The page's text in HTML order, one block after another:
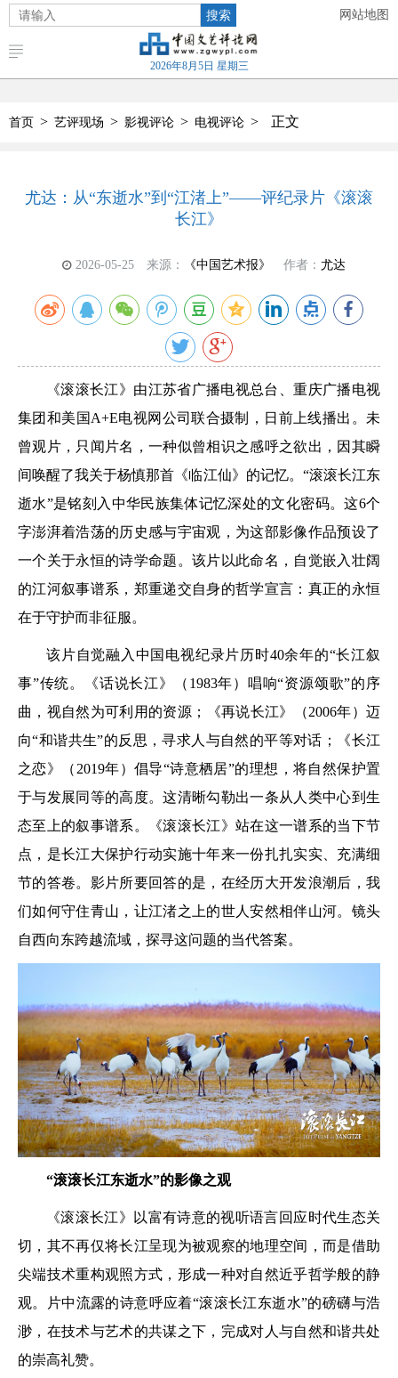
搜索 网站地图
2026年8月5日 星期三
首页 > 艺评现场 > 影视评论 > 电视评论 > 正文
尤达：从“东逝水”到“江渚上”——评纪录片《滚滚
长江》
2026-05-25 来源： 《中国艺术报》 作者： 尤达
《滚滚长江》由江苏省广播电视总台、重庆广播电视
集团和美国A+E电视网公司联合摄制，日前上线播出。未
曾观片，只闻片名，一种似曾相识之感呼之欲出，因其瞬
间唤醒了我关于杨慎那首《临江仙》的记忆。“滚滚长江东
逝水”是铭刻入中华民族集体记忆深处的文化密码。这6个
字澎湃着浩荡的历史感与宇宙观，为这部影像作品预设了
一个关于永恒的诗学命题。该片以此命名，自觉嵌入壮阔
的江河叙事谱系，郑重递交自身的哲学宣言：真正的永恒
在于守护而非征服。
该片自觉融入中国电视纪录片历时40余年的“长江叙
事”传统。《话说长江》（1983年）唱响“资源颂歌”的序
曲，视自然为可利用的资源；《再说长江》（2006年）迈
向“和谐共生”的反思，寻求人与自然的平等对话；《长江
之恋》（2019年）倡导“诗意栖居”的理想，将自然保护置
于与发展同等的高度。这清晰勾勒出一条从人类中心到生
态至上的叙事谱系。《滚滚长江》站在这一谱系的当下节
点，是长江大保护行动实施十年来一份扎扎实实、充满细
节的答卷。影片所要回答的是，在经历大开发浪潮后，我
们如何守住青山，让江渚之上的世人安然相伴山河。镜头
自西向东跨越流域，探寻这问题的当代答案。
“滚滚长江东逝水”的影像之观
《滚滚长江》以富有诗意的视听语言回应时代生态关
切，其不再仅将长江呈现为被观察的地理空间，而是借助
尖端技术重构观照方式，形成一种对自然近乎哲学般的静
观。片中流露的诗意呼应着“滚滚长江东逝水”的磅礴与浩
渺，在技术与艺术的共谋之下，完成对人与自然和谐共处
的崇高礼赞。